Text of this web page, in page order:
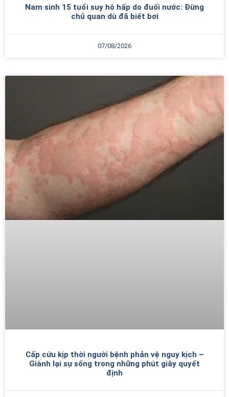
Nam sinh 15 tuổi suy hô hấp do đuối nước: Đừng
chủ quan dù đã biết bơi
07/08/2026
Cấp cứu kịp thời người bệnh phản vệ nguy kịch –
Giành lại sự sống trong những phút giây quyết
định